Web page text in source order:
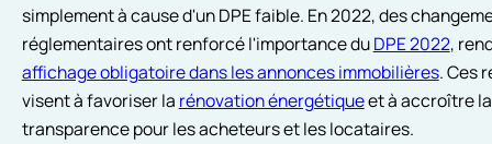
simplement à cause d'un DPE faible. En 2022, des
réglementaires ont renforcé l'importance duDPE 2022,
affichage obligatoire dans les annonces immobilières. Ces
visent à favoriser la rénovation énergétiqueet à accroître la
transparence pour les acheteurs et les locataires.